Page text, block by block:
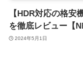
【HDR対応の格安
を徹底レビュー【
2024年5月1日